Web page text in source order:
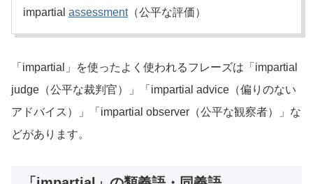
impartial assessment（公平な評価）
「impartial」を使ったよく使われるフレーズは「impartial
judge（公平な裁判官）」「impartial advice（偏りのない
アドバイス）」「impartial observer（公平な観察者）」な
どがあります。